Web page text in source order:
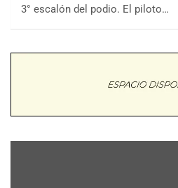
3° escalón del podio. El piloto…